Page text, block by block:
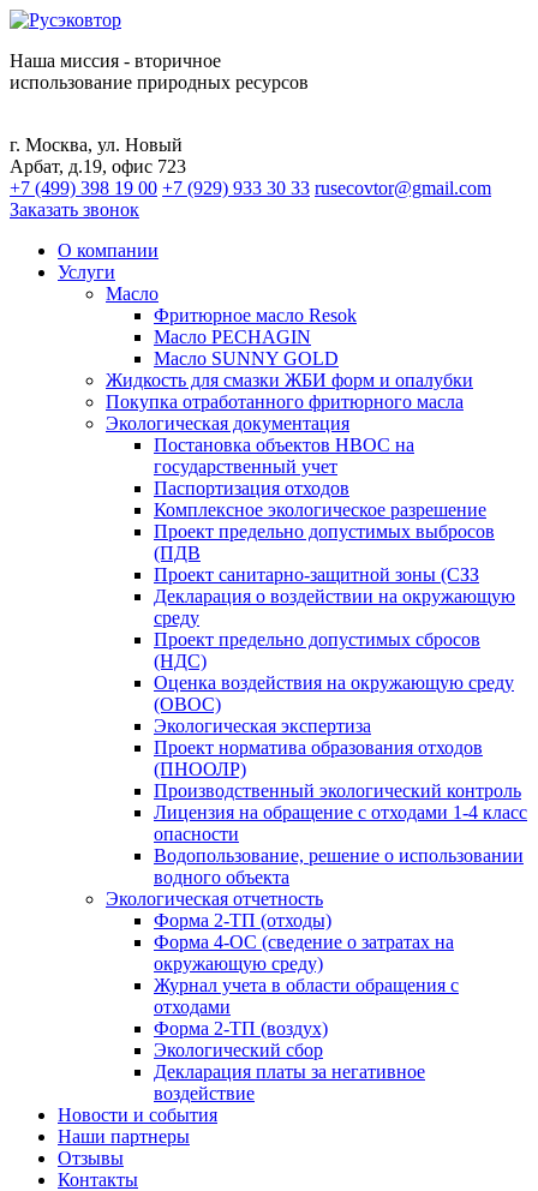
Наша миссия - вторичное
использование природных ресурсов
г. Москва, ул. Новый
Арбат, д.19, офис 723
+7 (499) 398 19 00 +7 (929) 933 30 33 rusecovtor@gmail.com
Заказать звонок
О компании
Услуги
Масло
Фритюрное масло Resok
Масло PECHAGIN
Масло SUNNY GOLD
Жидкость для смазки ЖБИ форм и опалубки
Покупка отработанного фритюрного масла
Экологическая документация
Постановка объектов НВОС на
государственный учет
Паспортизация отходов
Комплексное экологическое разрешение
Проект предельно допустимых выбросов
(ПДВ
Проект санитарно-защитной зоны (СЗЗ
Декларация о воздействии на окружающую
среду
Проект предельно допустимых сбросов
(НДС)
Оценка воздействия на окружающую среду
(ОВОС)
Экологическая экспертиза
Проект норматива образования отходов
(ПНООЛР)
Производственный экологический контроль
Лицензия на обращение с отходами 1-4 класс
опасности
Водопользование, решение о использовании
водного объекта
Экологическая отчетность
Форма 2-ТП (отходы)
Форма 4-ОС (сведение о затратах на
окружающую среду)
Журнал учета в области обращения с
отходами
Форма 2-ТП (воздух)
Экологический сбор
Декларация платы за негативное
воздействие
Новости и события
Наши партнеры
Отзывы
Контакты